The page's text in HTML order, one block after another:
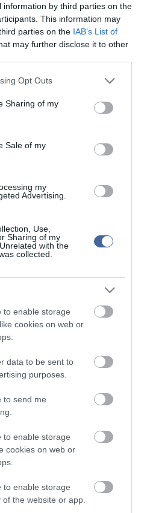
by third parties on the
This information may
parties on the IAB’s List of
may further disclose it to other
app uses one or more Google
behaviour. You may click to
and its third-party tags to
purposes in below Google
Opt Outs
Sharing of my
Sale of my
my
Advertising.
Use,
Sharing of my
with the
collected.
to enable storage
cookies on web or
data to be sent to
purposes.
to send me
to enable storage
cookies on web or
to enable storage
the website or app.
nem a
network nézeteit
hírek publikációjával foglalkozik, a
jogainak és jó hírnevének tiszteletben
hírei:
a szomjazó gólyát megmentő
tervet fogadott el a
zöldebb
katonai motorkerékpár
hogy jövő kedden legyen
inni egy férfi Tiszakécskénél -
a kamera
borját vitte magával egy